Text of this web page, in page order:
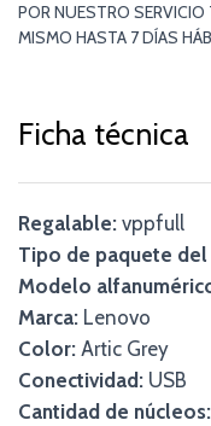
POR NUESTRO
MISMO HASTA 7 DÍAS
Ficha técnica
Regalable: vppfull
Tipo de paquete
Modelo
Marca: Lenovo
Color: Artic Grey
Conectividad: USB
Cantidad de núcleos: